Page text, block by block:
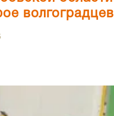
волгоградцев